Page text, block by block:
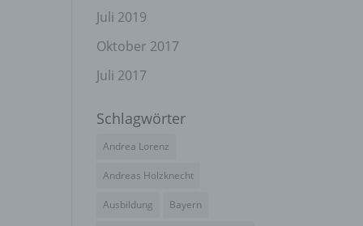
Juli 2019
Oktober 2017
Juli 2017
Schlagwörter
Andrea Lorenz
Andreas Holzknecht
Ausbildung Bayern